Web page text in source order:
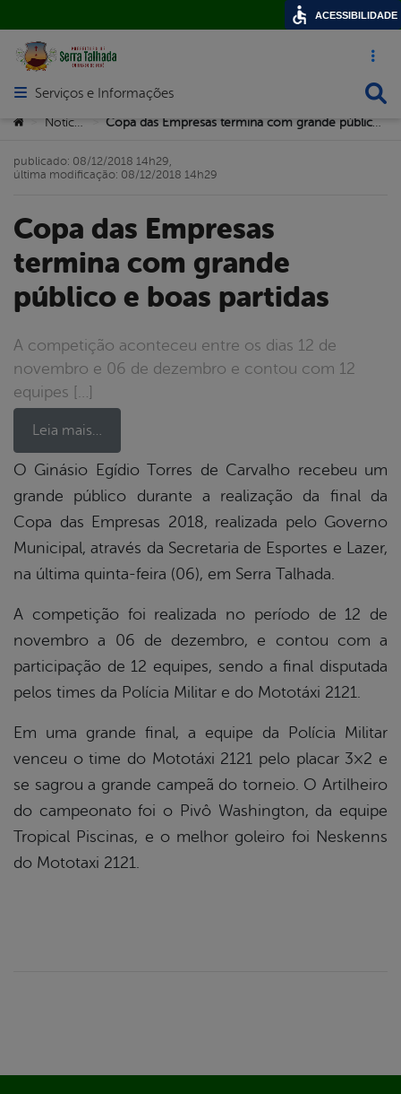
Acesso
Abrir menu principal de navegação
Serviços e Informações
Você está aqui:
> Notícias > Copa das Empresas termina com grande público e boas partidas
Copa das Empresas
termina com grande
público e boas partidas
A competição aconteceu entre os dias 12 de
novembro e 06 de dezembro e contou com 12
equipes […]
Leia mais…
publicado: 08/12/2018 14h29,
última modificação: 08/12/2018 14h29
O Ginásio Egídio Torres de Carvalho recebeu um
grande público durante a realização da final da
Copa das Empresas 2018, realizada pelo Governo
Municipal, através da Secretaria de Esportes e Lazer,
na última quinta-feira (06), em Serra Talhada.
A competição foi realizada no período de 12 de
novembro a 06 de dezembro, e contou com a
participação de 12 equipes, sendo a final disputada
pelos times da Polícia Militar e do Mototáxi 2121.
Em uma grande final, a equipe da Polícia Militar
venceu o time do Mototáxi 2121 pelo placar 3×2 e
se sagrou a grande campeã do torneio. O Artilheiro
do campeonato foi o Pivô Washington, da equipe
Tropical Piscinas, e o melhor goleiro foi Neskenns
do Mototaxi 2121.
ACESSIBILIDADE